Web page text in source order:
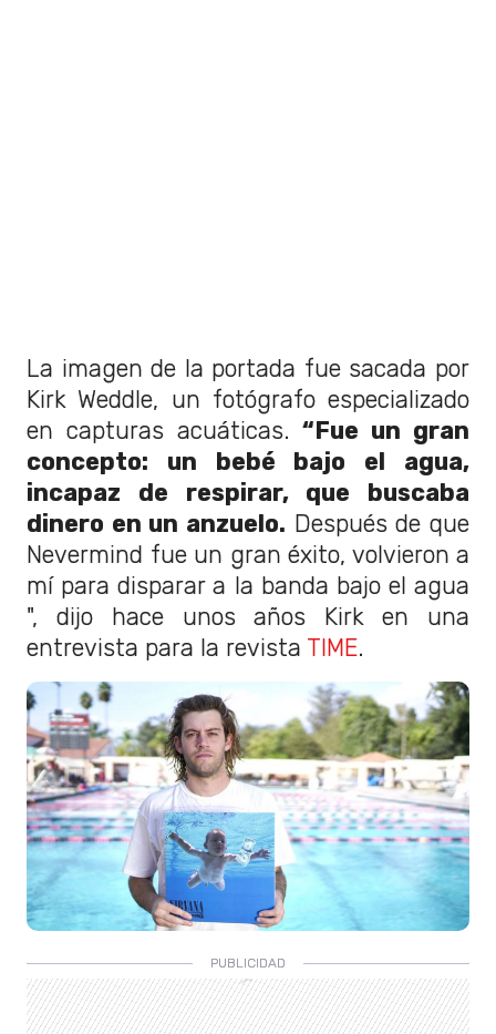
La imagen de la portada fue sacada por
Kirk Weddle, un fotógrafo especializado
en capturas acuáticas.“Fue un gran
concepto: un bebé bajo el agua,
incapaz de respirar, que buscaba
dinero en un anzuelo. Después de que
Nevermind fue un gran éxito, volvieron a
mí para disparar a la banda bajo el agua
", dijo hace unos años Kirk en una
entrevista para la revista TIME.